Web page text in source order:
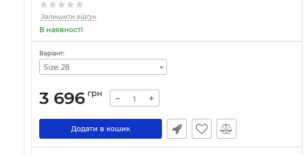
Залишити відгук
В наявності
Варіант:
Size: 28
3 696 грн − +
Додати в кошик